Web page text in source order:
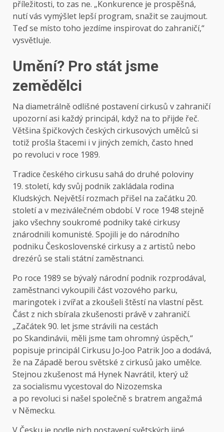
příležitosti, to zas ne. „Konkurence je prospěšná,
nutí vás vymýšlet lepší program, snažit se za­ujmout.
Teď se místo toho jezdíme inspirovat do zahraničí,“
vysvětluje.
Umění? Pro stát jsme
zemědělci
Na diametrálně odlišné postavení cirkusů v zahraničí
upozorní asi každý principál, když na to přijde řeč.
Většina špičkových českých cirkusových umělců si
totiž prošla štacemi i v jiných zemích, často hned
po revoluci v roce 1989.
Tradice českého cirkusu sahá do druhé poloviny
19. století, kdy svůj podnik zakládala rodina
Kludských. Největší rozmach přišel na začátku 20.
století a v meziválečném období. V roce 1948 stejně
jako všechny soukromé podniky také cirkusy
znárodnili komunisté. Spojili je do národního
podniku Československé cirkusy a z artistů nebo
drezérů se stali státní zaměstnanci.
Po roce 1989 se bývalý národní podnik rozprodával,
zaměstnanci vykoupili část vozového parku,
maringotek i zvířat a zkoušeli štěstí na vlastní pěst.
Část z nich sbírala zkušenosti právě v zahraničí.
„Začátek 90. let jsme strávili na cestách
po Skandinávii, měli jsme tam ohromný úspěch,“
popisuje principál Cirkusu Jo‑Joo Patrik Joo a dodává,
že na Západě berou světské z cirkusů jako umělce.
Stejnou zkušenost má Hynek Navrátil, který už
za socialismu vycestoval do Nizozemska
a po revoluci si našel společně s bratrem angažmá
v Německu.